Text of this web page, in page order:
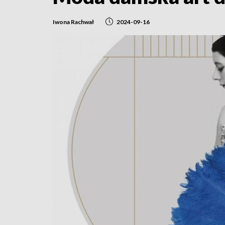
Iwona Rachwał 2024-09-16